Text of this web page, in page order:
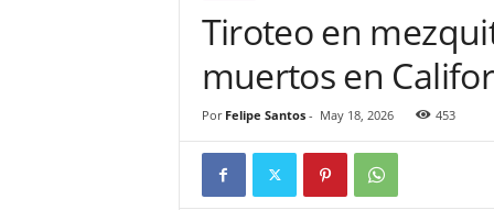
r
Tiroteo en
muertos en
Por Felipe Santos- May 18, 2026 453